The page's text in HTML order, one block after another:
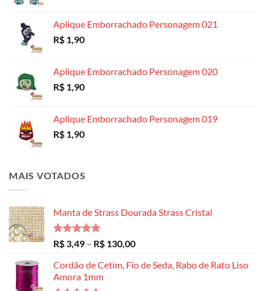
R$ 8,99
Aplique Emborrachado Personagem 021
R$ 1,90
Aplique Emborrachado Personagem 020
R$ 1,90
Aplique Emborrachado Personagem 019
R$ 1,90
MAIS VOTADOS
Manta de Strass Dourada Strass Cristal
Avaliação
5.00
de 5
R$ 3,49 – R$ 130,00Faixa
preço:
Cordão de Cetim, Fio de Seda, Rabo de Rato Liso
Amora 1mm